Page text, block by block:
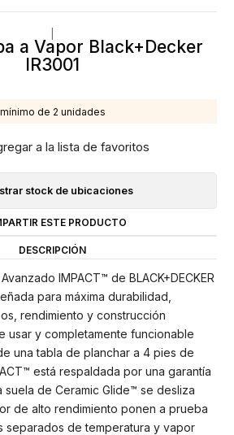
a Vapor Black+Decker
IR3001
de 2 unidades
a la lista de favoritos
stock de ubicaciones
ESTE PRODUCTO
DESCRIPCIÓN
IMPACT™ de BLACK+DECKER
para máxima durabilidad,
rendimiento y construcción
usar y completamente funcionable
una tabla de planchar a 4 pies de
está respaldada por una garantía
suela de Ceramic Glide™ se desliza
de alto rendimiento ponen a prueba
separados de temperatura y vapor